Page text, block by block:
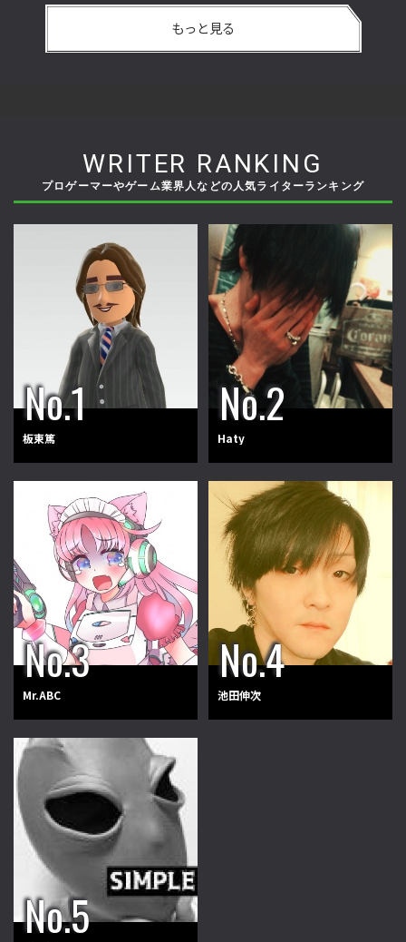
もっと見る
WRITER RANKING
プロゲーマーやゲーム業界人などの人気ライターランキング
板東篤 Haty
Mr.ABC 池田伸次